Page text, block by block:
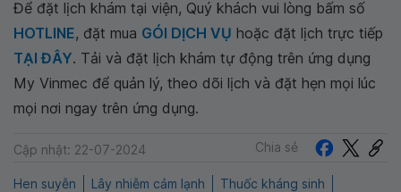
Để đặt lịch khám tại viện, Quý khách vui lòng bấm số
HOTLINE, đặt mua GÓI DỊCH VỤ hoặc đặt lịch trực tiếp
TẠI ĐÂY. Tải và đặt lịch khám tự động trên ứng dụng
My Vinmec để quản lý, theo dõi lịch và đặt hẹn mọi lúc
mọi nơi ngay trên ứng dụng.
Cập nhật: 22-07-2024 Chia sẻ
Hen suyễn Lây nhiễm cảm lạnh
Thuốc kháng sinh